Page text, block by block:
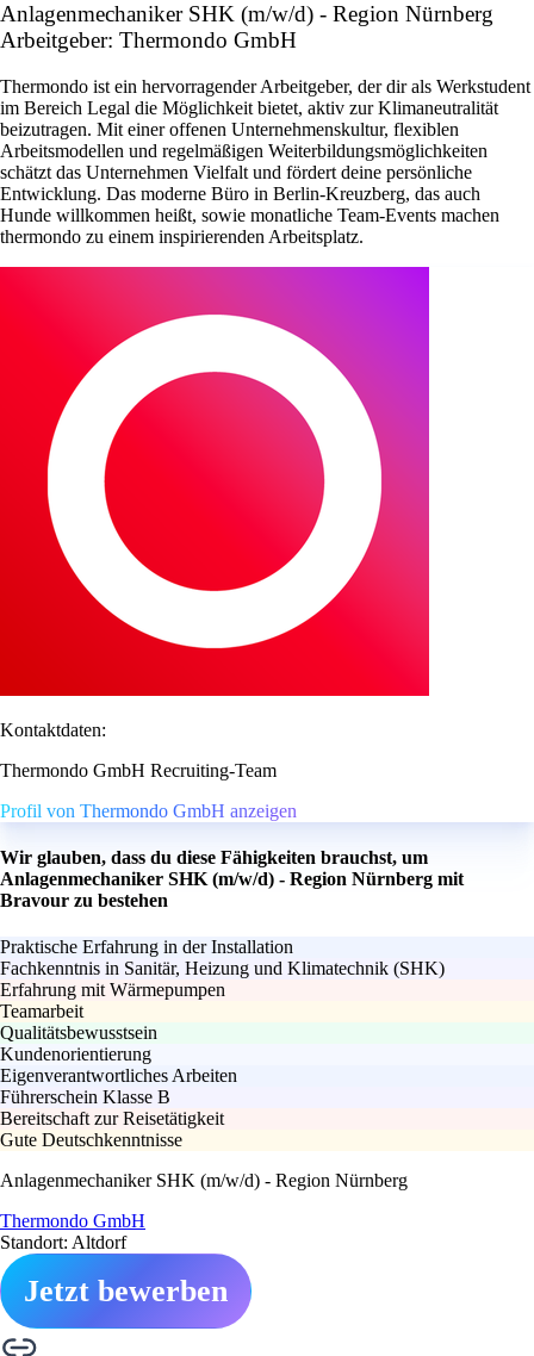
Anlagenmechaniker SHK (m/w/d) - Region Nürnberg
Arbeitgeber: Thermondo GmbH
Thermondo ist ein hervorragender Arbeitgeber, der dir als Werkstudent
im Bereich Legal die Möglichkeit bietet, aktiv zur Klimaneutralität
beizutragen. Mit einer offenen Unternehmenskultur, flexiblen
Arbeitsmodellen und regelmäßigen Weiterbildungsmöglichkeiten
schätzt das Unternehmen Vielfalt und fördert deine persönliche
Entwicklung. Das moderne Büro in Berlin-Kreuzberg, das auch
Hunde willkommen heißt, sowie monatliche Team-Events machen
thermondo zu einem inspirierenden Arbeitsplatz.
Kontaktdaten:
Thermondo GmbH Recruiting-Team
Profil von Thermondo GmbH anzeigen
Wir glauben, dass du diese Fähigkeiten brauchst, um
Anlagenmechaniker SHK (m/w/d) - Region Nürnberg mit
Bravour zu bestehen
Praktische Erfahrung in der Installation
Fachkenntnis in Sanitär, Heizung und Klimatechnik (SHK)
Erfahrung mit Wärmepumpen
Teamarbeit
Qualitätsbewusstsein
Kundenorientierung
Eigenverantwortliches Arbeiten
Führerschein Klasse B
Bereitschaft zur Reisetätigkeit
Gute Deutschkenntnisse
Anlagenmechaniker SHK (m/w/d) - Region Nürnberg
Thermondo GmbH
Standort: Altdorf
Jetzt bewerben